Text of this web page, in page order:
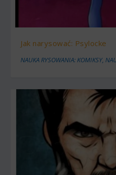
Jak narysować: Psylocke
NAUKA RYSOWANIA: KOMIKSY,